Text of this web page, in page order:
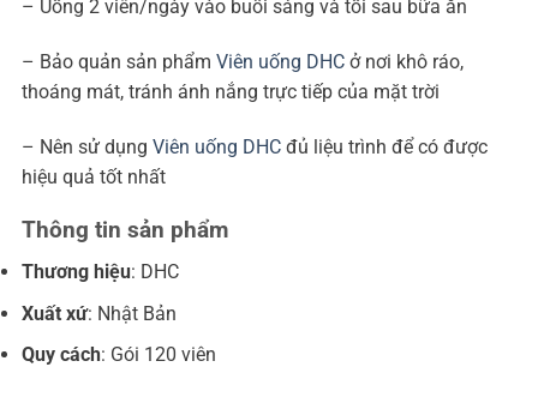
– Uống 2 viên/ngày vào buổi sáng và tối sau bữa ăn
– Bảo quản sản phẩm Viên uống DHC ở nơi khô ráo,
thoáng mát, tránh ánh nắng trực tiếp của mặt trời
– Nên sử dụng Viên uống DHC đủ liệu trình để có được
hiệu quả tốt nhất
Thông tin sản phẩm
Thương hiệu: DHC
Xuất xứ: Nhật Bản
Quy cách: Gói 120 viên